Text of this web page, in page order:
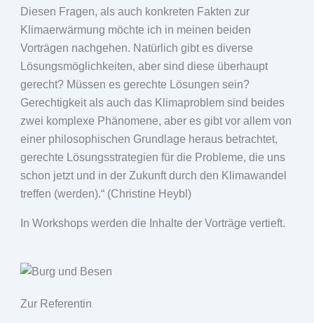
Diesen Fragen, als auch konkreten Fakten zur
Klimaerwärmung möchte ich in meinen beiden
Vorträgen nachgehen. Natürlich gibt es diverse
Lösungsmöglichkeiten, aber sind diese überhaupt
gerecht? Müssen es gerechte Lösungen sein?
Gerechtigkeit als auch das Klimaproblem sind beides
zwei komplexe Phänomene, aber es gibt vor allem von
einer philosophischen Grundlage heraus betrachtet,
gerechte Lösungsstrategien für die Probleme, die uns
schon jetzt und in der Zukunft durch den Klimawandel
treffen (werden).“ (Christine Heybl)
In Workshops werden die Inhalte der Vorträge vertieft.
Zur Referentin